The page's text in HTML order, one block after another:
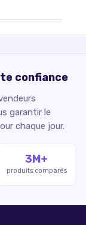
confiance
garantir le
chaque jour.
3M+
produits comparés